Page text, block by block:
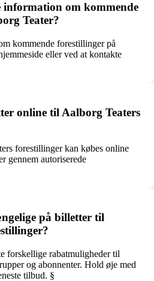
om kommende
Teater?
kommende forestillinger på
eller ved at kontakte
online til Aalborg Teaters
forestillinger kan købes online
gennem autoriserede
på billetter til
forskellige rabatmuligheder til
og abonnenter. Hold øje med
tilbud. §